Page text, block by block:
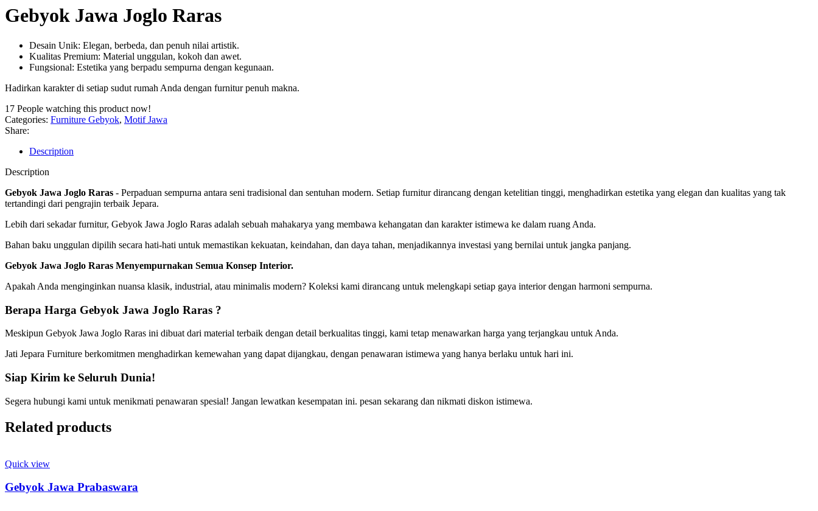
Gebyok Jawa Joglo Raras
Desain Unik: Elegan, berbeda, dan penuh nilai artistik.
Kualitas Premium: Material unggulan, kokoh dan awet.
Fungsional: Estetika yang berpadu sempurna dengan kegunaan.
Hadirkan karakter di setiap sudut rumah Anda dengan furnitur penuh makna.
17 People watching this product now!
Categories: Furniture Gebyok, Motif Jawa
Share:
Description
Description
Gebyok Jawa Joglo Raras - Perpaduan sempurna antara seni tradisional dan sentuhan modern. Setiap furnitur dirancang dengan ketelitian tinggi, menghadirkan estetika yang elegan dan kualitas yang tak
tertandingi dari pengrajin terbaik Jepara.
Lebih dari sekadar furnitur, Gebyok Jawa Joglo Raras adalah sebuah mahakarya yang membawa kehangatan dan karakter istimewa ke dalam ruang Anda.
Bahan baku unggulan dipilih secara hati-hati untuk memastikan kekuatan, keindahan, dan daya tahan, menjadikannya investasi yang bernilai untuk jangka panjang.
Gebyok Jawa Joglo Raras Menyempurnakan Semua Konsep Interior.
Apakah Anda menginginkan nuansa klasik, industrial, atau minimalis modern? Koleksi kami dirancang untuk melengkapi setiap gaya interior dengan harmoni sempurna.
Berapa Harga Gebyok Jawa Joglo Raras ?
Meskipun Gebyok Jawa Joglo Raras ini dibuat dari material terbaik dengan detail berkualitas tinggi, kami tetap menawarkan harga yang terjangkau untuk Anda.
Jati Jepara Furniture berkomitmen menghadirkan kemewahan yang dapat dijangkau, dengan penawaran istimewa yang hanya berlaku untuk hari ini.
Siap Kirim ke Seluruh Dunia!
Segera hubungi kami untuk menikmati penawaran spesial! Jangan lewatkan kesempatan ini. pesan sekarang dan nikmati diskon istimewa.
Related products
Quick view
Gebyok Jawa Prabaswara